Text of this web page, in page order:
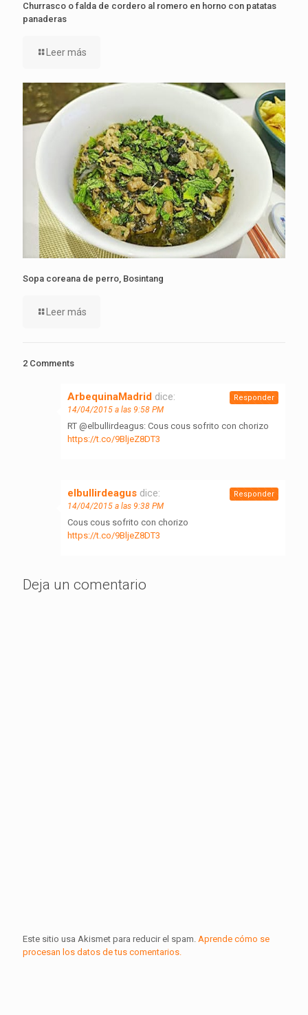
Churrasco o falda de cordero al romero en horno con patatas
panaderas
Leer más
Sopa coreana de perro, Bosintang
Leer más
2 Comments
ArbequinaMadrid dice:
14/04/2015 a las 9:58 PM
RT @elbullirdeagus: Cous cous sofrito con chorizo
https://t.co/9BljeZ8DT3
Responder
elbullirdeagus dice:
14/04/2015 a las 9:38 PM
Cous cous sofrito con chorizo
https://t.co/9BljeZ8DT3
Responder
Deja un comentario
Este sitio usa Akismet para reducir el spam. Aprende cómo se
procesan los datos de tus comentarios.